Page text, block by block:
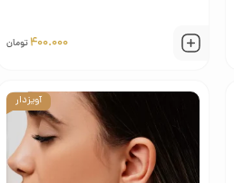
400.000 تومان
آویزدار